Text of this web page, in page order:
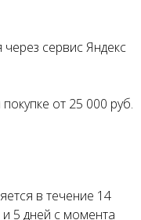
сервис Яндекс
от 25 000 руб.
в течение 14
5 дней с момента
покупки
— тремя
недели.